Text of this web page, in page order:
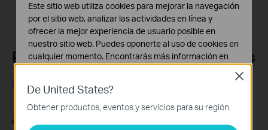
Preguntas Frecuentes Relacionadas
How to Reset the Powerline Adapter to Factory Default
¿Es útil este artículo?
De United States?
Obtener productos, eventos y servicios para su región.
Close
Este sitio web utiliza cookies para mejorar la navegación
por el sitio web, analizar las actividades en línea y
ofrecer la mejor experiencia de usuario posible en
nuestro sitio web. Puedes oponerte al uso de cookies en
cualquier momento. Encontrarás más información en
Cookies Básicas
Estas cookies son necesarias para el funcionamiento
del sitio web y no pueden desactivarse en tu sistema.